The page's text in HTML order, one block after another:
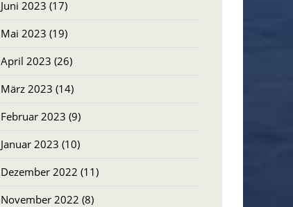
Juni 2023 (17)
Mai 2023 (19)
April 2023 (26)
März 2023 (14)
Februar 2023 (9)
Januar 2023 (10)
Dezember 2022 (11)
November 2022 (8)